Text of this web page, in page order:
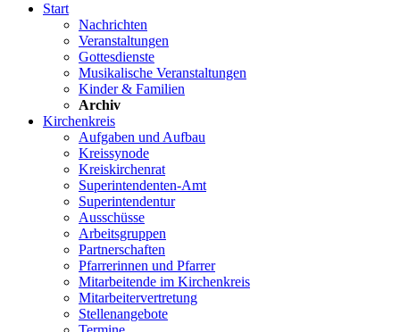
Start
Nachrichten
Veranstaltungen
Gottesdienste
Musikalische Veranstaltungen
Kinder & Familien
Archiv
Kirchenkreis
Aufgaben und Aufbau
Kreissynode
Kreiskirchenrat
Superintendenten-Amt
Superintendentur
Ausschüsse
Arbeitsgruppen
Partnerschaften
Pfarrerinnen und Pfarrer
Mitarbeitende im Kirchenkreis
Mitarbeitervertretung
Stellenangebote